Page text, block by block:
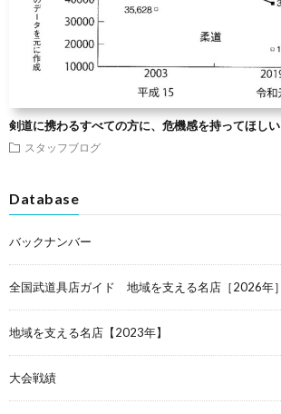
剣道に携わるすべての方に、危機感を持ってほしい
スタッフブログ
Database
バックナンバー
全国武道具店ガイド 地域を支える名店［2026年］
地域を支える名店【2023年】
大会戦績